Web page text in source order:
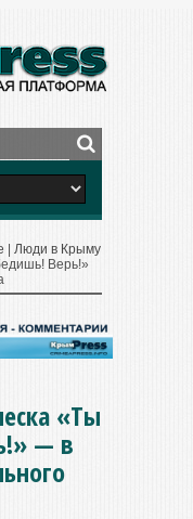
Люди в Крыму
Верь!»
«Ты
— в